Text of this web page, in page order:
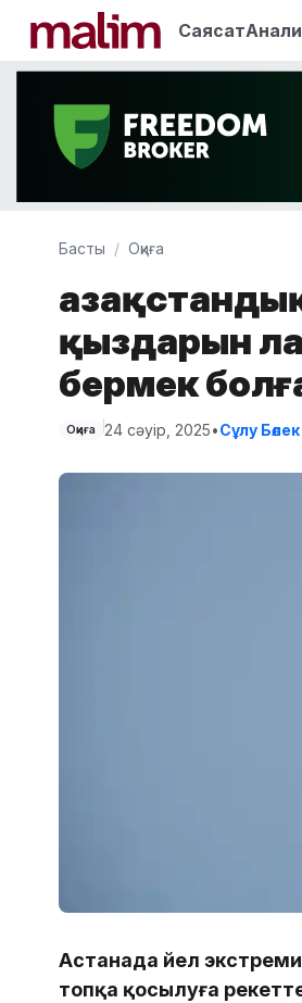
Саясат
Басты Оқиға
қыздарын
бермек
Оқиға 24 сәуір, 2025•Сұлу Бөлек
Астанада әйел
топқа қосылуға